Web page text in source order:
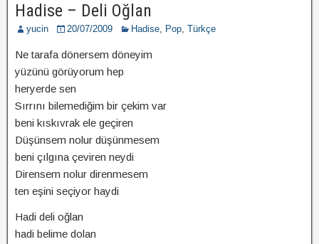
Hadise – Deli Oğlan
yucin 20/07/2009 Hadise, Pop, Türkçe
Ne tarafa dönersem döneyim
yüzünü görüyorum hep
heryerde sen
Sırrını bilemediğim bir çekim var
beni kıskıvrak ele geçiren
Düşünsem nolur düşünmesem
beni çılgına çeviren neydi
Dirensem nolur direnmesem
ten eşini seçiyor haydi
Hadi deli oğlan
hadi belime dolan